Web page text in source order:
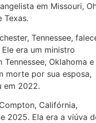
em Missouri,
Texas.
Tennessee,
era um ministro
Oklahoma e
morte por sua esposa,
em 2022.
Califórnia,
2025. Ela era a viúva